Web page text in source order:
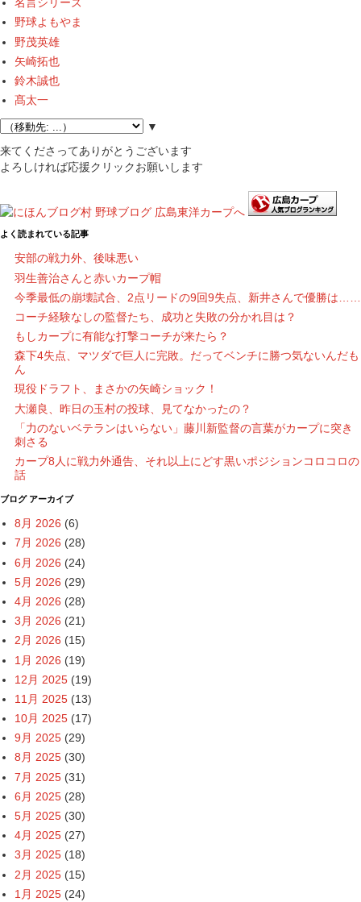
野球よもやま
野茂英雄
矢崎拓也
鈴木誠也
髙太一
▼
来てくださってありがとうございます
よろしければ応援クリックお願いします
よく読まれている記事
安部の戦力外、後味悪い
羽生善治さんと赤いカープ帽
今季最低の崩壊試合、2点リードの9回9失点、新井さんで優勝は……
コーチ経験なしの監督たち、成功と失敗の分かれ目は？
もしカープに有能な打撃コーチが来たら？
森下4失点、マツダで巨人に完敗。だってベンチに勝つ気ないんだも
ん
現役ドラフト、まさかの矢崎ショック！
大瀬良、昨日の玉村の投球、見てなかったの？
「力のないベテランはいらない」藤川新監督の言葉がカープに突き
刺さる
カープ8人に戦力外通告、それ以上にどす黒いポジションコロコロの
話
ブログ アーカイブ
8月 2026 (6)
7月 2026 (28)
6月 2026 (24)
5月 2026 (29)
4月 2026 (28)
3月 2026 (21)
2月 2026 (15)
1月 2026 (19)
12月 2025 (19)
11月 2025 (13)
10月 2025 (17)
9月 2025 (29)
8月 2025 (30)
7月 2025 (31)
6月 2025 (28)
5月 2025 (30)
4月 2025 (27)
3月 2025 (18)
2月 2025 (15)
1月 2025 (24)